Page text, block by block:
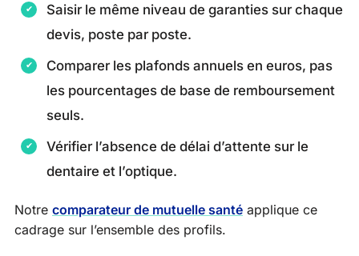
Saisir le même niveau de garanties sur chaque
devis, poste par poste.
Comparer les plafonds annuels en euros, pas
les pourcentages de base de remboursement
seuls.
Vérifier l’absence de délai d’attente sur le
dentaire et l’optique.
Notre comparateur de mutuelle santé applique ce
cadrage sur l’ensemble des profils.